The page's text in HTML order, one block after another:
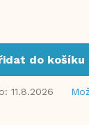
11.8.2026
do košíku